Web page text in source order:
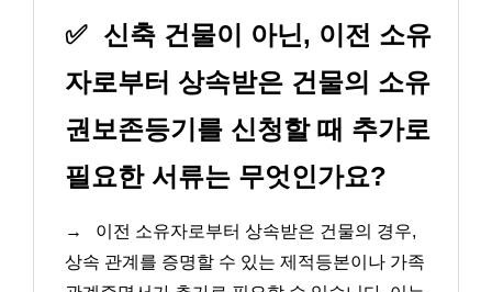
✅ 신축 건물이 아닌, 이전 소유
자로부터 상속받은 건물의 소유
권보존등기를 신청할 때 추가로
필요한 서류는 무엇인가요?
→
이전 소유자로부터 상속받은 건물의 경우,
상속 관계를 증명할 수 있는 제적등본이나 가족